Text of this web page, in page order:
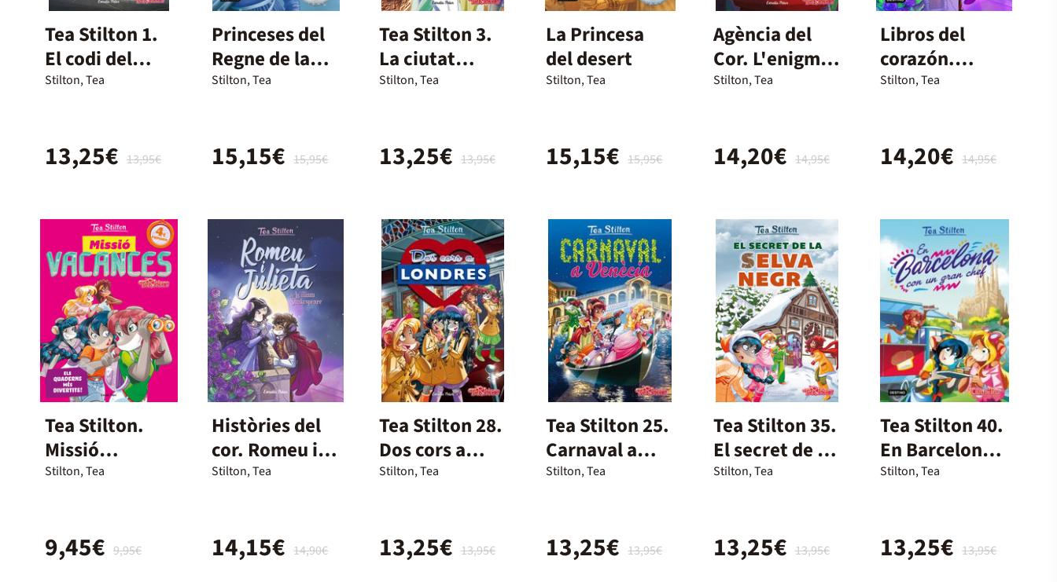
Tea Stilton 1.
El codi del
drac
Stilton, Tea
13,95€
13,25€
Princeses del
Regne de la
Fantasia 1. La
Stilton, Tea
15,95€
15,15€
Tea Stilton 3.
La ciutat
secreta
Stilton, Tea
13,95€
13,25€
La Princesa
del desert
Stilton, Tea
15,95€
15,15€
Agència del
Cor. L'enigma
dels escacs
Stilton, Tea
14,95€
14,20€
Libros del
corazón.
Romeo y
Stilton, Tea
14,95€
14,20€
Tea Stilton.
Missió
vacances 4
Stilton, Tea
9,95€
9,45€
Històries del
cor. Romeu i
Julieta
Stilton, Tea
14,90€
14,15€
Tea Stilton 28.
Dos cors a
Londres
Stilton, Tea
13,95€
13,25€
Tea Stilton 25.
Carnaval a
Venècia
Stilton, Tea
13,95€
13,25€
Tea Stilton 35.
El secret de la
Selva Negra
Stilton, Tea
13,95€
13,25€
Tea Stilton 40.
En Barcelona
con un gran
Stilton, Tea
13,95€
13,25€